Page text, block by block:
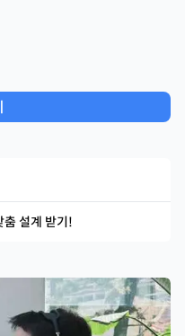
춤 설계 받기!